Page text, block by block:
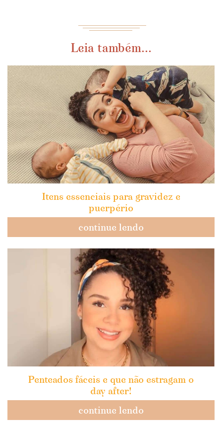
Leia também...
Itens essenciais para gravidez e
puerpério
continue lendo
Penteados fáceis e que não estragam o
day after!
continue lendo